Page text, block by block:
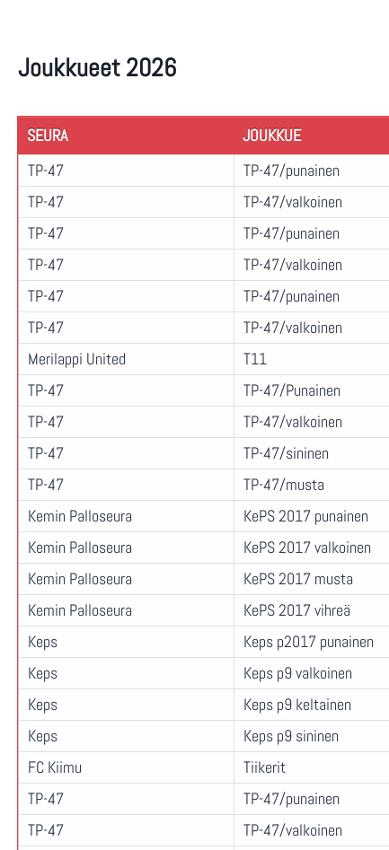
Joukkueet 2026
SEURA JOUKKUE
TP-47
TP-47/punainen
TP-47
TP-47/valkoinen
TP-47
TP-47/punainen
TP-47
TP-47/valkoinen
TP-47
TP-47/punainen
TP-47
TP-47/valkoinen
Merilappi United
T11
TP-47
TP-47/Punainen
TP-47
TP-47/valkoinen
TP-47
TP-47/sininen
TP-47
TP-47/musta
Kemin Palloseura
KePS 2017 punainen
Kemin Palloseura
KePS 2017 valkoinen
Kemin Palloseura
KePS 2017 musta
Kemin Palloseura
KePS 2017 vihreä
Keps
Keps p2017 punainen
Keps
Keps p9 valkoinen
Keps
Keps p9 keltainen
Keps
Keps p9 sininen
FC Kiimu
Tiikerit
TP-47
TP-47/punainen
TP-47
TP-47/valkoinen